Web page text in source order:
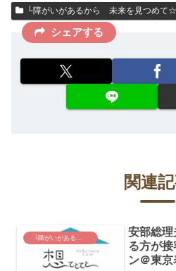
└障がいがあるから 未来を見つめて☆
シェアする
関連
└障がいがあるから 未来を見つめて☆
安部総
る方が
ン＠東